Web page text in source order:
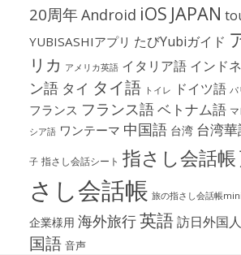
20周年Android iOS JAPAN
YUBISASHIアプリ たびYubiガイド
リカ アメリカ英語 イタリア語 インド
ン語 タイ タイ語 トイレ ドイツ語 パ
フランス フランス語ベトナム語
シア語 ワンテーマ 中国語 台湾 台湾
子 指さし会話シート 指さし会話帳
さし会話帳 旅の指さし会話帳mini
企業様用 海外旅行英語訪日外国人
国語 音声